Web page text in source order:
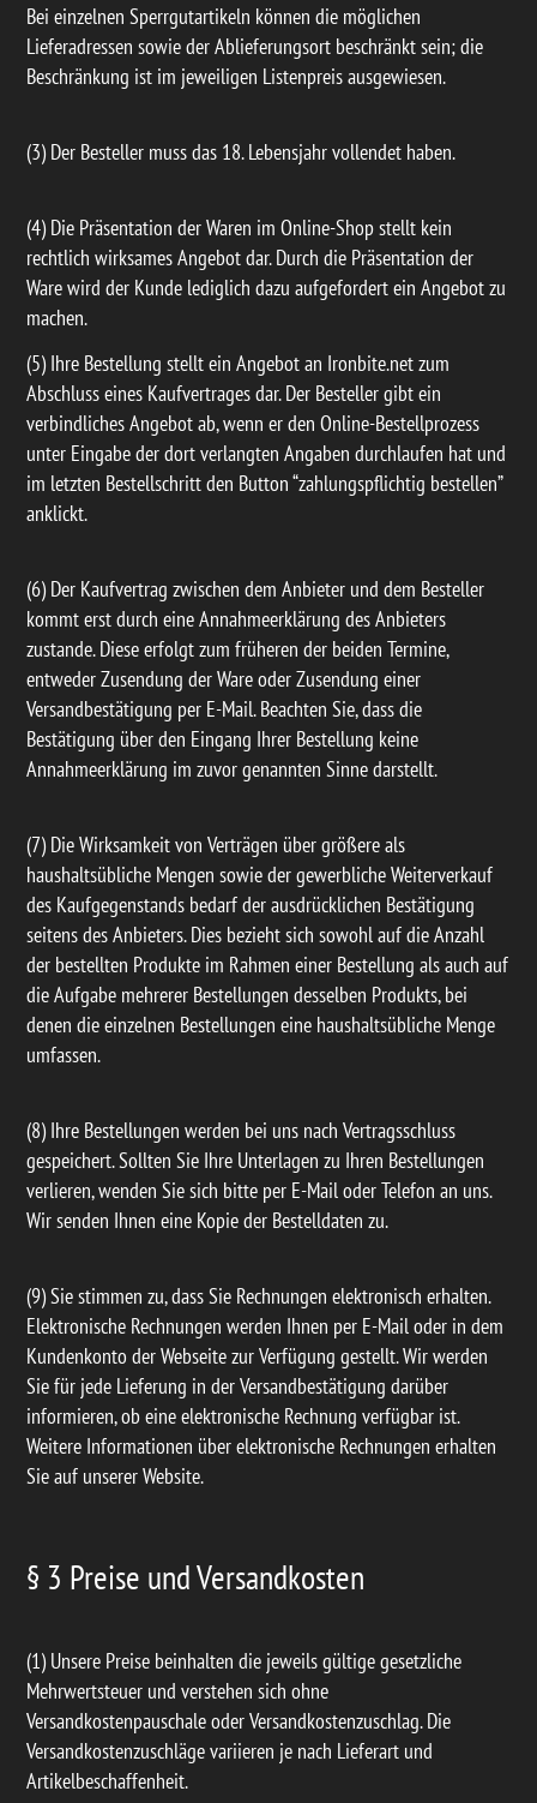
Bei einzelnen Sperrgutartikeln können die möglichen
Lieferadressen sowie der Ablieferungsort beschränkt sein; die
Beschränkung ist im jeweiligen Listenpreis ausgewiesen.
(3) Der Besteller muss das 18. Lebensjahr vollendet haben.
(4) Die Präsentation der Waren im Online-Shop stellt kein
rechtlich wirksames Angebot dar. Durch die Präsentation der
Ware wird der Kunde lediglich dazu aufgefordert ein Angebot zu
machen.
(5) Ihre Bestellung stellt ein Angebot an Ironbite.net zum
Abschluss eines Kaufvertrages dar. Der Besteller gibt ein
verbindliches Angebot ab, wenn er den Online-Bestellprozess
unter Eingabe der dort verlangten Angaben durchlaufen hat und
im letzten Bestellschritt den Button “zahlungspflichtig bestellen”
anklickt.
(6) Der Kaufvertrag zwischen dem Anbieter und dem Besteller
kommt erst durch eine Annahmeerklärung des Anbieters
zustande. Diese erfolgt zum früheren der beiden Termine,
entweder Zusendung der Ware oder Zusendung einer
Versandbestätigung per E-Mail. Beachten Sie, dass die
Bestätigung über den Eingang Ihrer Bestellung keine
Annahmeerklärung im zuvor genannten Sinne darstellt.
(7) Die Wirksamkeit von Verträgen über größere als
haushaltsübliche Mengen sowie der gewerbliche Weiterverkauf
des Kaufgegenstands bedarf der ausdrücklichen Bestätigung
seitens des Anbieters. Dies bezieht sich sowohl auf die Anzahl
der bestellten Produkte im Rahmen einer Bestellung als auch auf
die Aufgabe mehrerer Bestellungen desselben Produkts, bei
denen die einzelnen Bestellungen eine haushaltsübliche Menge
umfassen.
(8) Ihre Bestellungen werden bei uns nach Vertragsschluss
gespeichert. Sollten Sie Ihre Unterlagen zu Ihren Bestellungen
verlieren, wenden Sie sich bitte per E-Mail oder Telefon an uns.
Wir senden Ihnen eine Kopie der Bestelldaten zu.
(9) Sie stimmen zu, dass Sie Rechnungen elektronisch erhalten.
Elektronische Rechnungen werden Ihnen per E-Mail oder in dem
Kundenkonto der Webseite zur Verfügung gestellt. Wir werden
Sie für jede Lieferung in der Versandbestätigung darüber
informieren, ob eine elektronische Rechnung verfügbar ist.
Weitere Informationen über elektronische Rechnungen erhalten
Sie auf unserer Website.
§ 3 Preise und Versandkosten
(1) Unsere Preise beinhalten die jeweils gültige gesetzliche
Mehrwertsteuer und verstehen sich ohne
Versandkostenpauschale oder Versandkostenzuschlag. Die
Versandkostenzuschläge variieren je nach Lieferart und
Artikelbeschaffenheit.